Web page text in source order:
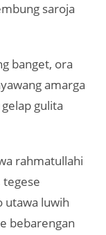
saroja
banget, ora
amarga
gulita
rahmatullahi
tegese
utawa luwih
bebarengan